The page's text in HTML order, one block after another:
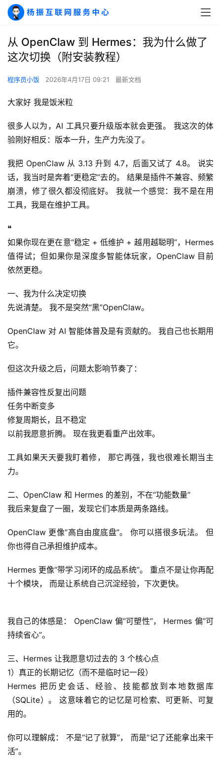
从 OpenClaw 到 Hermes：我为什么做了
这次切换（附安装教程）
程序员小饭 2026年4月17日 09:21 最新文档
大家好 我是饭米粒
很多人以为，AI 工具只要升级版本就会更强。 我这次的体
验刚好相反：版本一升，生产力先没了。
我把 OpenClaw 从 3.13 升到 4.7，后面又试了 4.8。 说实
话，我当时是奔着“更稳定”去的。 结果是插件不兼容、频繁
崩溃，修了很久都没彻底好。 我就一个感觉：我不是在用
工具，我是在维护工具。
❝
如果你现在更在意“稳定 + 低维护 + 越用越聪明”，Hermes
值得试；但如果你是深度多智能体玩家，OpenClaw 目前
依然更稳。
一、我为什么决定切换
先说清楚。 我不是突然“黑”OpenClaw。
OpenClaw 对 AI 智能体普及是有贡献的。 我自己也长期用
它。
但这次升级之后，问题太影响节奏了：
插件兼容性反复出问题
任务中断变多
修复周期长，且不稳定
以前我愿意折腾。 现在我更看重产出效率。
工具如果天天要我盯着修， 那它再强，我也很难长期当主
力。
二、OpenClaw 和 Hermes 的差别，不在“功能数量”
我后来复盘了一圈，发现它们本质是两条路线。
OpenClaw 更像“高自由度底盘”。 你可以搭很多玩法。 但
你也得自己承担维护成本。
Hermes 更像“带学习闭环的成品系统”。 重点不是让你再配
十个模块， 而是让系统自己沉淀经验，下次更快。
我自己的体感是： OpenClaw 偏“可塑性”， Hermes 偏“可
持续省心”。
三、Hermes 让我愿意切过去的 3 个核心点
1）真正的长期记忆（而不是临时记一段）
Hermes 把历史会话、经验、技能都放到本地数据库
（SQLite）。 这意味着它的记忆是可检索、可更新、可复
用的。
你可以理解成： 不是“记了就算”， 而是“记了还能拿出来干
活”。